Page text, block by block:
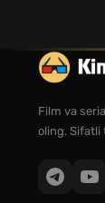
Film va
oling. Sifatli